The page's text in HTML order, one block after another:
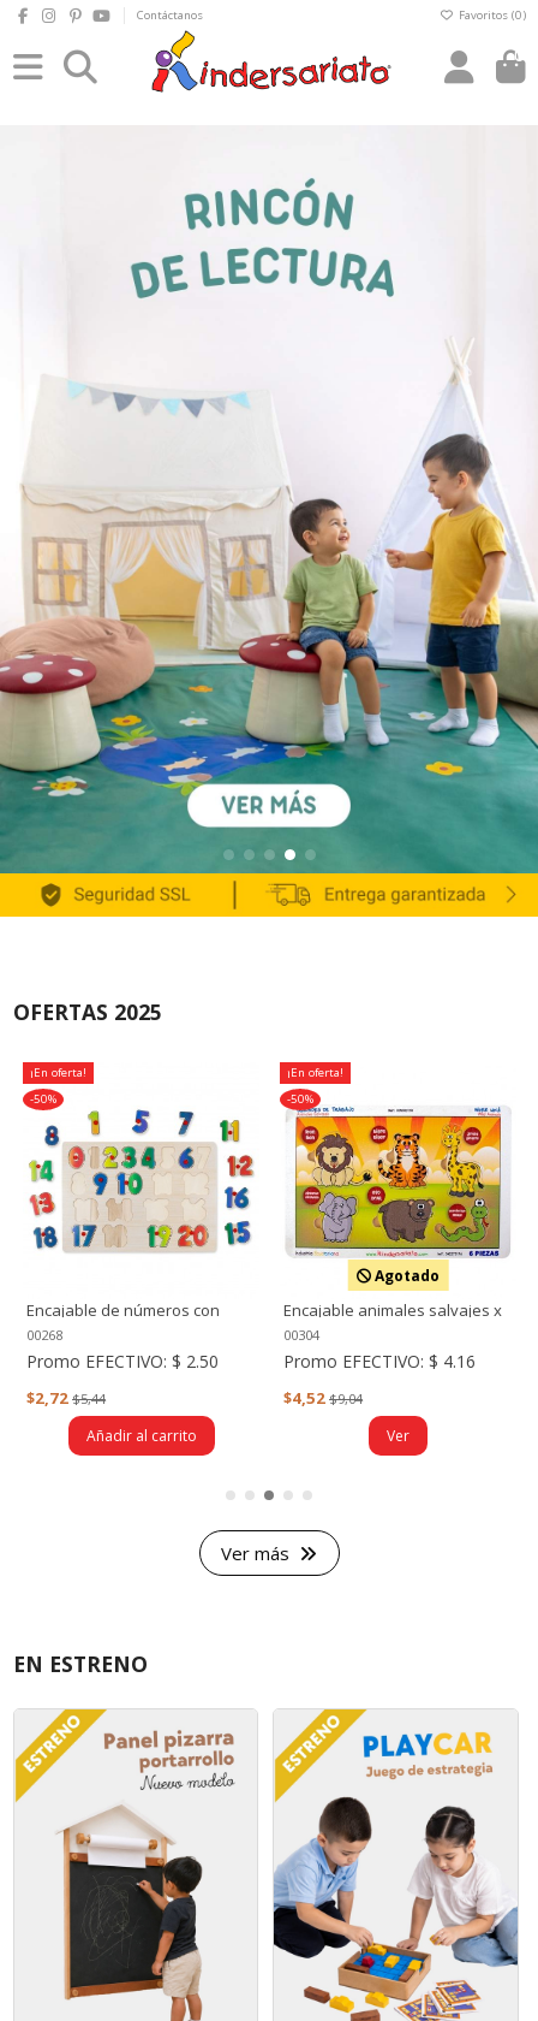
Contáctanos Favoritos (0)
0
OFERTAS 2025
¡En oferta!
-50%
Encajable de números con
pines del 1 al 20
00268
Promo EFECTIVO: $ 2.50
$2,72 $5,44
Añadir al carrito
¡En oferta!
-50%
Agotado
Encajable animales salvajes x
6 piezas
00304
Promo EFECTIVO: $ 4.16
$4,52 $9,04
Ver
Ver más
EN ESTRENO